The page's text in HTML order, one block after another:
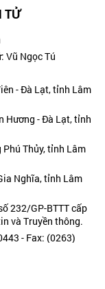
TỬ
Vũ Ngọc Tú
- Đà Lạt, tỉnh Lâm
Hương - Đà Lạt, tỉnh
Phú Thủy, tỉnh Lâm
Nghĩa, tỉnh Lâm
232/GP-BTTT cấp
và Truyền thông.
- Fax: (0263)